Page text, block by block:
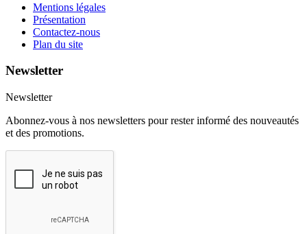
Mentions légales
Présentation
Contactez-nous
Plan du site
Newsletter
Newsletter
Abonnez-vous à nos newsletters pour rester informé des nouveautés
et des promotions.